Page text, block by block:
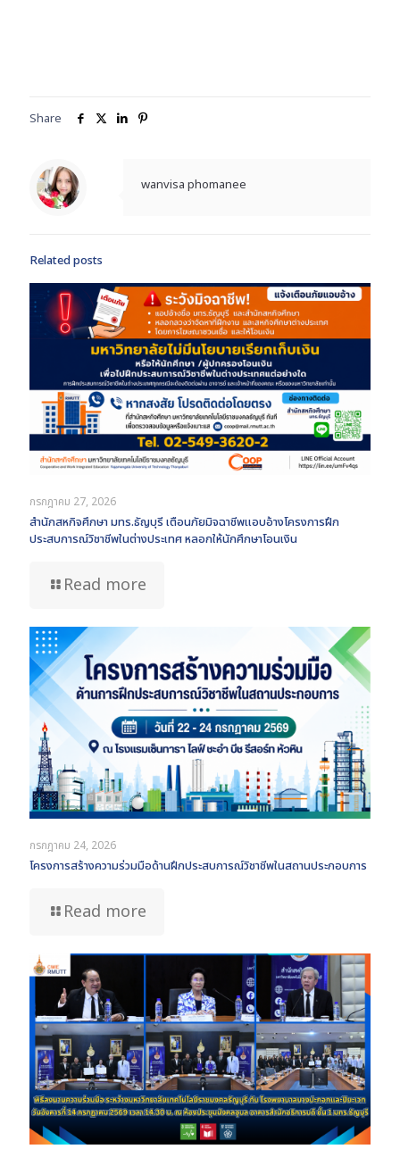
Share
wanvisa phomanee
Related posts
กรกฎาคม 27, 2026
สำนักสหกิจศึกษา มทร.ธัญบุรี เตือนภัยมิจฉาชีพแอบอ้างโครงการฝึก
ประสบการณ์วิชาชีพในต่างประเทศ หลอกให้นักศึกษาโอนเงิน
Read more
กรกฎาคม 24, 2026
โครงการสร้างความร่วมมือด้านฝึกประสบการณ์วิชาชีพในสถานประกอบการ
Read more